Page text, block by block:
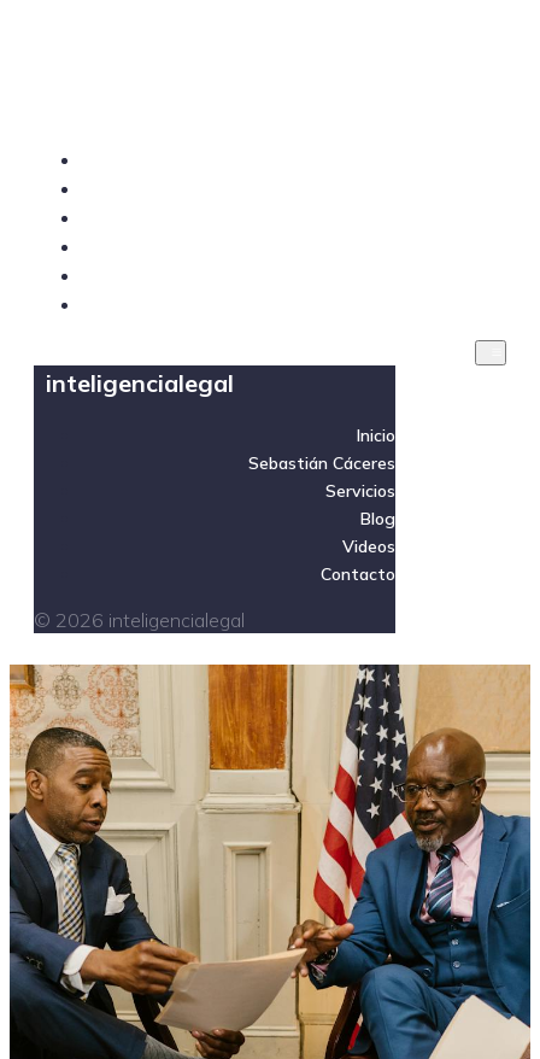
inteligencialegal
Inicio
Sebastián Cáceres
Servicios
Blog
Videos
Contacto
© 2026 inteligencialegal